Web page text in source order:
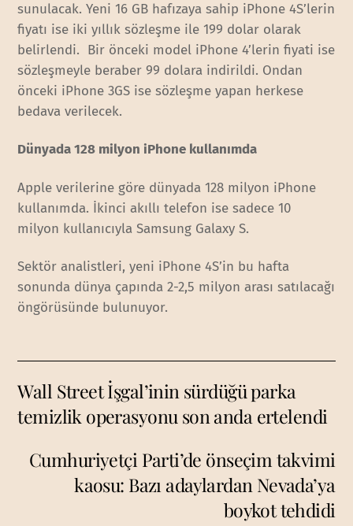
sunulacak. Yeni 16 GB hafızaya sahip iPhone 4S’lerin
fiyatı ise iki yıllık sözleşme ile 199 dolar olarak
belirlendi. Bir önceki model iPhone 4’lerin fiyati ise
sözleşmeyle beraber 99 dolara indirildi. Ondan
önceki iPhone 3GS ise sözleşme yapan herkese
bedava verilecek.
Dünyada 128 milyon iPhone kullanımda
Apple verilerine göre dünyada 128 milyon iPhone
kullanımda. İkinci akıllı telefon ise sadece 10
milyon kullanıcıyla Samsung Galaxy S.
Sektör analistleri, yeni iPhone 4S’in bu hafta
sonunda dünya çapında 2-2,5 milyon arası satılacağı
öngörüsünde bulunuyor.
Wall Street İşgal’inin sürdüğü parka
temizlik operasyonu son anda ertelendi
Cumhuriyetçi Parti’de önseçim takvimi
kaosu: Bazı adaylardan Nevada’ya
boykot tehdidi